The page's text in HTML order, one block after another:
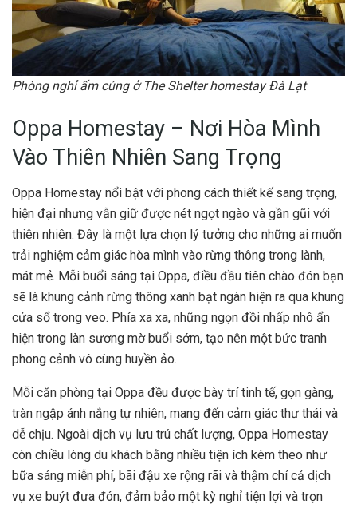
Phòng nghỉ ấm cúng ở The Shelter homestay Đà Lạt
Oppa Homestay – Nơi Hòa Mình
Vào Thiên Nhiên Sang Trọng
Oppa Homestay nổi bật với phong cách thiết kế sang trọng,
hiện đại nhưng vẫn giữ được nét ngọt ngào và gần gũi với
thiên nhiên. Đây là một lựa chọn lý tưởng cho những ai muốn
trải nghiệm cảm giác hòa mình vào rừng thông trong lành,
mát mẻ. Mỗi buổi sáng tại Oppa, điều đầu tiên chào đón bạn
sẽ là khung cảnh rừng thông xanh bạt ngàn hiện ra qua khung
cửa sổ trong veo. Phía xa xa, những ngọn đồi nhấp nhô ẩn
hiện trong làn sương mờ buổi sớm, tạo nên một bức tranh
phong cảnh vô cùng huyền ảo.
Mỗi căn phòng tại Oppa đều được bày trí tinh tế, gọn gàng,
tràn ngập ánh nắng tự nhiên, mang đến cảm giác thư thái và
dễ chịu. Ngoài dịch vụ lưu trú chất lượng, Oppa Homestay
còn chiều lòng du khách bằng nhiều tiện ích kèm theo như
bữa sáng miễn phí, bãi đậu xe rộng rãi và thậm chí cả dịch
vụ xe buýt đưa đón, đảm bảo một kỳ nghỉ tiện lợi và trọn